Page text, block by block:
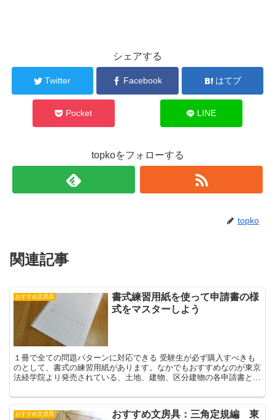
シェアする
Twitter Facebook はてブ
Pocket LINE
topkoをフォローする
topko
関連記事
おすすめ文房具
書式練習用紙を使って申請書の様
式をマスターしよう
１冊で全ての問題パターンに対応できる 受験生が必ず購入すべきも
のとして、書式の練習用紙があります。なかでもおすすめなのが東京
法経学院より発売されている、土地、建物、区分建物の各申請書と図
おすすめ文房具
おすすめ文房具：三角定規編 東